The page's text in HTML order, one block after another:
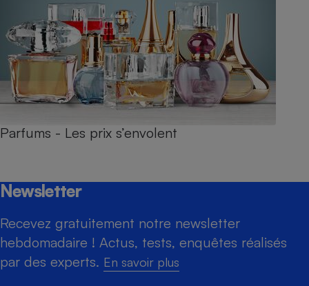
Parfums - Les prix s’envolent
Newsletter
Recevez gratuitement notre newsletter
hebdomadaire ! Actus, tests, enquêtes réalisés
par des experts. En savoir plus